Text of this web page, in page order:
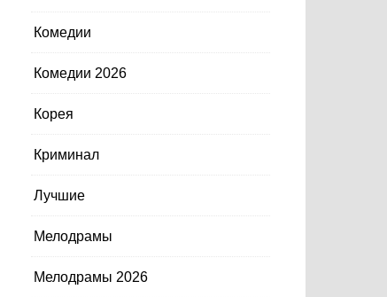
Комедии
Комедии 2026
Корея
Криминал
Лучшие
Мелодрамы
Мелодрамы 2026